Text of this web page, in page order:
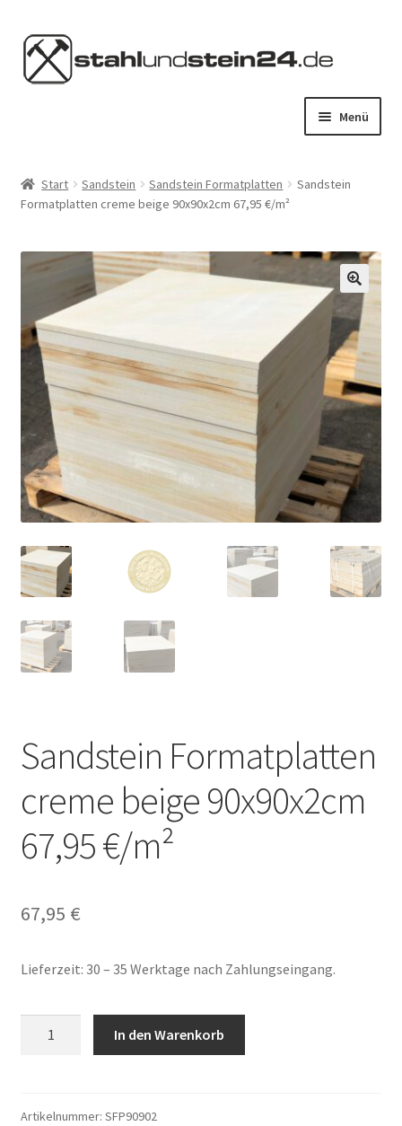
Zur
Navigation
springen
Zum
Inhalt
springen
Menü
STAHL KAUFEN
STEIN KAUFEN
SERVICES
KONTAKT
MEIN KONTO
Start Sandstein Sandstein Formatplatten
Sandstein
Formatplatten creme beige 90x90x2cm 67,95 €/m²
Sandstein Formatplatten
creme beige 90x90x2cm
67,95 €/m²
67,95 €
Lieferzeit: 30 – 35 Werktage nach Zahlungseingang.
90x90x2cm
In den Warenkorb
Artikelnummer: SFP90902